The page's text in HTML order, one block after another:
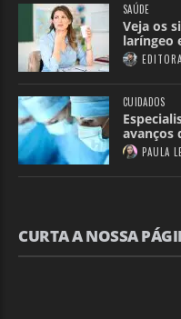
SAÚDE
Veja os
laríngeo
CUIDADOS
avanços
PAULA
CURTA A NOSSA